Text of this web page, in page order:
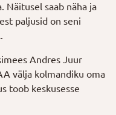
Näitusel saab näha ja
paljusid on seni
Andres Juur
välja kolmandiku oma
toob keskusesse